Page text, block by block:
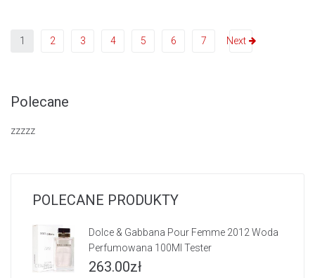
1 2 3 4 5 6 7 Next
Polecane
zzzzz
POLECANE PRODUKTY
Dolce & Gabbana Pour Femme 2012 Woda
Perfumowana 100Ml Tester
263.00zł